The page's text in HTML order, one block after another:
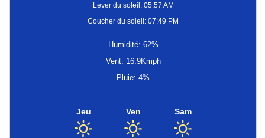
Lever du soleil: 05:57 AM
Coucher du soleil: 07:49 PM
Humidité: 62%
Vent: 16.9Kmph
Pluie: 4%
Jeu Ven Sam